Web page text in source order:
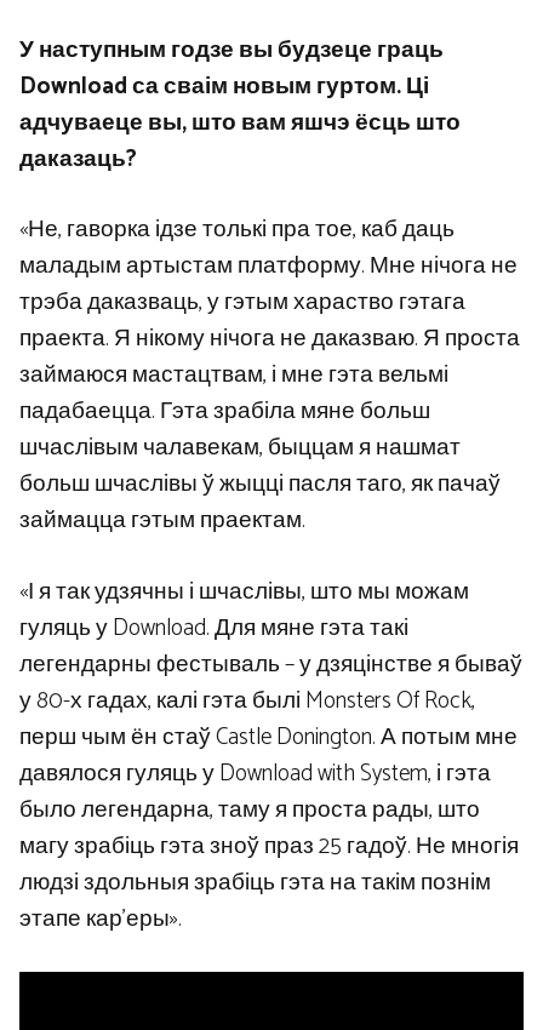
У наступным годзе вы будзеце граць
Download са сваім новым гуртом. Ці
адчуваеце вы, што вам яшчэ ёсць што
даказаць?
«Не, гаворка ідзе толькі пра тое, каб даць
маладым артыстам платформу. Мне нічога не
трэба даказваць, у гэтым хараство гэтага
праекта. Я нікому нічога не даказваю. Я проста
займаюся мастацтвам, і мне гэта вельмі
падабаецца. Гэта зрабіла мяне больш
шчаслівым чалавекам, быццам я нашмат
больш шчаслівы ў жыцці пасля таго, як пачаў
займацца гэтым праектам.
«І я так удзячны і шчаслівы, што мы можам
гуляць у Download. Для мяне гэта такі
легендарны фестываль – у дзяцінстве я бываў
у 80-х гадах, калі гэта былі Monsters Of Rock,
перш чым ён стаў Castle Donington. А потым мне
давялося гуляць у Download with System, і гэта
было легендарна, таму я проста рады, што
магу зрабіць гэта зноў праз 25 гадоў. Не многія
людзі здольныя зрабіць гэта на такім познім
этапе кар’еры».